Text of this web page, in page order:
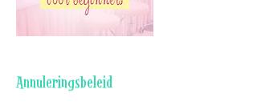
Annuleringsbeleid